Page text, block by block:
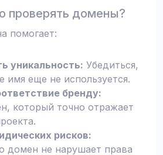
проверять домены?
помогает:
уникальность: Убедиться,
имя еще не используется.
бренду:
который точно отражает
рисков:
домен не нарушает права